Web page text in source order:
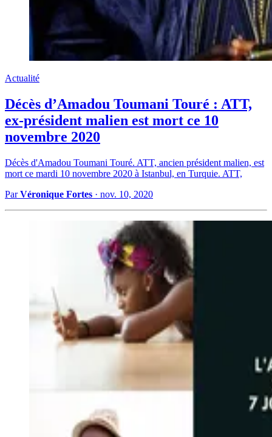
Actualité
Décès d’Amadou Toumani Touré : ATT,
ex-président malien est mort ce 10
novembre 2020
Décès d'Amadou Toumani Touré. ATT, ancien président malien, est
mort ce mardi 10 novembre 2020 à Istanbul, en Turquie. ATT,
ParVéronique Fortes · nov. 10, 2020